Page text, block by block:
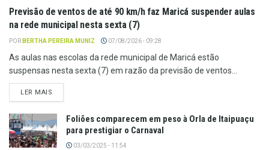
Previsão de ventos de até 90 km/h faz Maricá suspender aulas
na rede municipal nesta sexta (7)
POR BERTHA PEREIRA MUNIZ 07/08/2026 - 09:28
As aulas nas escolas da rede municipal de Maricá estão
suspensas nesta sexta (7) em razão da previsão de ventos...
LER MAIS
Foliões comparecem em peso à Orla de Itaipuaçu
para prestigiar o Carnaval
03/03/2025 - 11:54